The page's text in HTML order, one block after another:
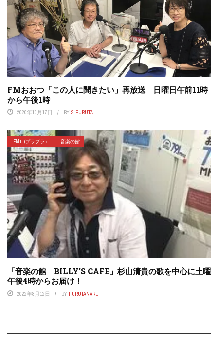
FMおおつ「この人に聞きたい」再放送 日曜日午前11時
から午後1時
2020年10月17日 BY S.FURUTA
FM++(プラプラ） 音楽の館
「音楽の館 BILLY’S CAFE」杉山清貴の歌を中心に土曜
午後4時からお届け！
2022年8月12日 BY FURUTANARU